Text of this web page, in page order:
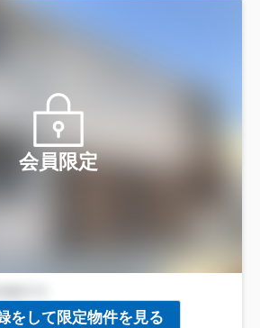
会員限定
をして限定物件を見る